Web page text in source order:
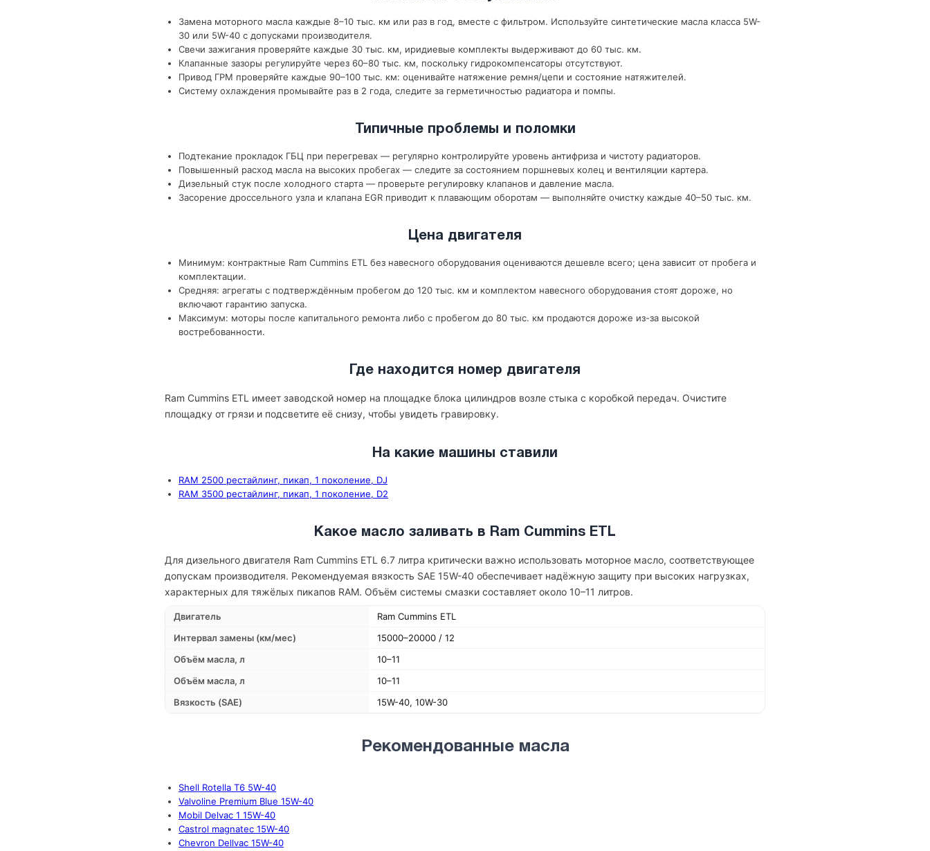
Замена моторного масла каждые 8–10 тыс. км или раз в год, вместе с фильтром. Используйте синтетические масла класса 5W-
30 или 5W-40 с допусками производителя.
Свечи зажигания проверяйте каждые 30 тыс. км, иридиевые комплекты выдерживают до 60 тыс. км.
Клапанные зазоры регулируйте через 60–80 тыс. км, поскольку гидрокомпенсаторы отсутствуют.
Привод ГРМ проверяйте каждые 90–100 тыс. км: оценивайте натяжение ремня/цепи и состояние натяжителей.
Систему охлаждения промывайте раз в 2 года, следите за герметичностью радиатора и помпы.
Типичные проблемы и поломки
Подтекание прокладок ГБЦ при перегревах — регулярно контролируйте уровень антифриза и чистоту радиаторов.
Повышенный расход масла на высоких пробегах — следите за состоянием поршневых колец и вентиляции картера.
Дизельный стук после холодного старта — проверьте регулировку клапанов и давление масла.
Засорение дроссельного узла и клапана EGR приводит к плавающим оборотам — выполняйте очистку каждые 40–50 тыс. км.
Цена двигателя
Минимум: контрактные Ram Cummins ETL без навесного оборудования оцениваются дешевле всего; цена зависит от пробега и
комплектации.
Средняя: агрегаты с подтверждённым пробегом до 120 тыс. км и комплектом навесного оборудования стоят дороже, но
включают гарантию запуска.
Максимум: моторы после капитального ремонта либо с пробегом до 80 тыс. км продаются дороже из-за высокой
востребованности.
Где находится номер двигателя
Ram Cummins ETL имеет заводской номер на площадке блока цилиндров возле стыка с коробкой передач. Очистите
площадку от грязи и подсветите её снизу, чтобы увидеть гравировку.
На какие машины ставили
RAM 2500 рестайлинг, пикап, 1 поколение, DJ
RAM 3500 рестайлинг, пикап, 1 поколение, D2
Какое масло заливать в Ram Cummins ETL
Для дизельного двигателя Ram Cummins ETL 6.7 литра критически важно использовать моторное масло, соответствующее
допускам производителя. Рекомендуемая вязкость SAE 15W-40 обеспечивает надёжную защиту при высоких нагрузках,
характерных для тяжёлых пикапов RAM. Объём системы смазки составляет около 10–11 литров.
Двигатель
Ram Cummins ETL
Интервал замены (км/мес)
15000–20000 / 12
Объём масла, л
10–11
Объём масла, л
10–11
Вязкость (SAE)
15W-40, 10W-30
Рекомендованные масла
Shell Rotella T6 5W-40
Valvoline Premium Blue 15W-40
Mobil Delvac 1 15W-40
Castrol magnatec 15W-40
Chevron Dellvac 15W-40